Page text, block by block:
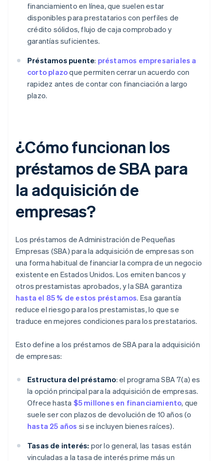
financiamiento en línea, que suelen estar
disponibles para prestatarios con perfiles de
crédito sólidos, flujo de caja comprobado y
garantías suficientes.
Préstamos puente: préstamos empresariales a
corto plazoque permiten cerrar un acuerdo con
rapidez antes de contar con financiación a largo
plazo.
¿Cómo funcionan los
préstamos de SBA para
la adquisición de
empresas?
Los préstamos de Administración de Pequeñas
Empresas (SBA) para la adquisición de empresas son
una forma habitual de financiar la compra de un negocio
existente en Estados Unidos. Los emiten bancos y
otros prestamistas aprobados, y la SBA garantiza
hasta el 85 % de estos préstamos. Esa garantía
reduce el riesgo para los prestamistas, lo que se
traduce en mejores condiciones para los prestatarios.
Esto define a los préstamos de SBA para la adquisición
de empresas:
Estructura del préstamo: el programa SBA 7(a) es
la opción principal para la adquisición de empresas.
Ofrece hasta $5 millones en financiamiento, que
suele ser con plazos de devolución de 10 años (o
hasta 25 años si se incluyen bienes raíces).
Tasas de interés: por lo general, las tasas están
vinculadas a la tasa de interés prime más un